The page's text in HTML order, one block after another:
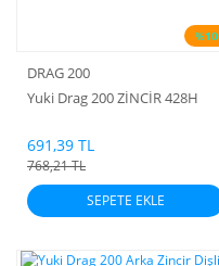
%10
DRAG 200
Yuki Drag 200 ZİNCİR 428H
691,39 TL
768,21 TL
SEPETE EKLE